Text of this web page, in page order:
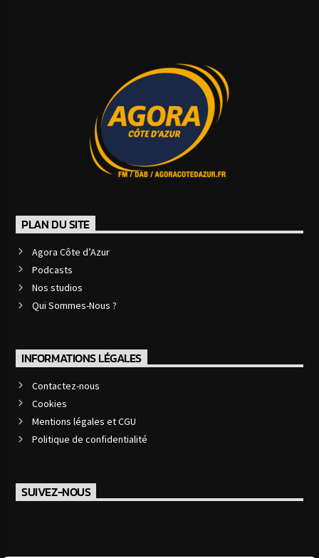
PLAN DU SITE
Agora Côte d’Azur
Podcasts
Nos studios
Qui Sommes-Nous ?
INFORMATIONS LÉGALES
Contactez-nous
Cookies
Mentions légales et CGU
Politique de confidentialité
SUIVEZ-NOUS